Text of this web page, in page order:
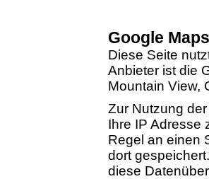
Google Maps
Diese Seite
Anbieter ist die
Mountain View,
Zur Nutzung
Ihre IP Adresse
Regel an einen
dort
diese